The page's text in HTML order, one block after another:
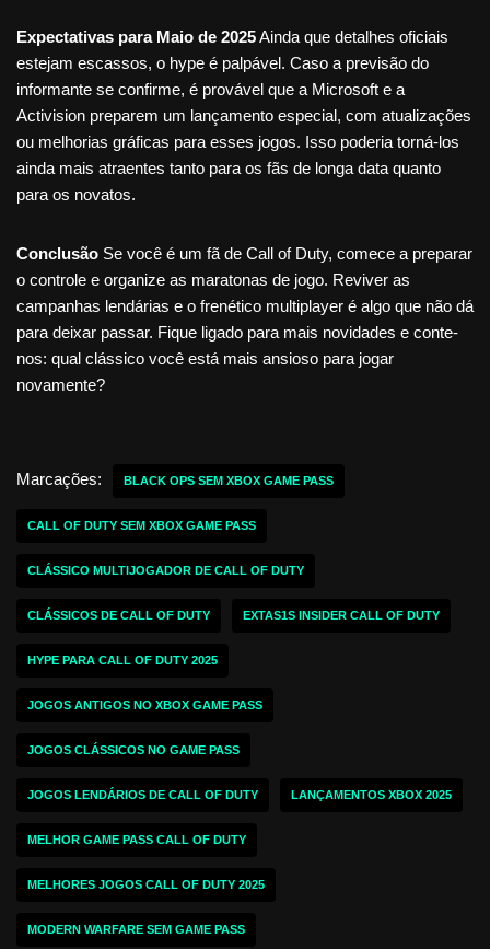
Expectativas para Maio de 2025Ainda que detalhes oficiais
estejam escassos, o hype é palpável. Caso a previsão do
informante se confirme, é provável que a Microsoft e a
Activision preparem um lançamento especial, com atualizações
ou melhorias gráficas para esses jogos. Isso poderia torná-los
ainda mais atraentes tanto para os fãs de longa data quanto
para os novatos.
Conclusão Se você é um fã de Call of Duty, comece a preparar
o controle e organize as maratonas de jogo. Reviver as
campanhas lendárias e o frenético multiplayer é algo que não dá
para deixar passar. Fique ligado para mais novidades e conte-
nos: qual clássico você está mais ansioso para jogar
novamente?
Marcações: BLACK OPS SEM XBOX GAME PASS
CALL OF DUTY SEM XBOX GAME PASS
CLÁSSICO MULTIJOGADOR DE CALL OF DUTY
CLÁSSICOS DE CALL OF DUTY EXTAS1S INSIDER CALL OF DUTY
HYPE PARA CALL OF DUTY 2025
JOGOS ANTIGOS NO XBOX GAME PASS
JOGOS CLÁSSICOS NO GAME PASS
JOGOS LENDÁRIOS DE CALL OF DUTY LANÇAMENTOS XBOX 2025
MELHOR GAME PASS CALL OF DUTY
MELHORES JOGOS CALL OF DUTY 2025
MODERN WARFARE SEM GAME PASS